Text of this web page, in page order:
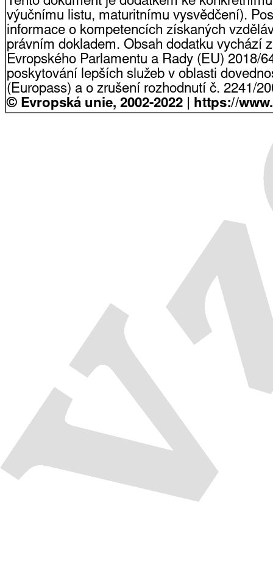
výučnímu listu, maturitnímu vysvědčení).
informace o kompetencích získaných
právním dokladem. Obsah dodatku vychází
Evropského Parlamentu a Rady (EU) 2018/
poskytování lepších služeb v oblasti
(Europass) a o zrušení rozhodnutí č. 2241/
© Evropská unie, 2002-2022 | https://